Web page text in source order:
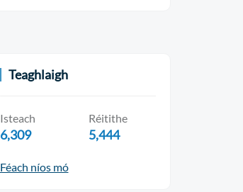
Teaghlaigh
Isteach
6,309
Réitithe
5,444
Féach níos mó